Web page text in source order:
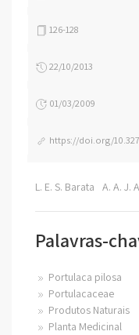
126-128
22/10/2013
01/03/2009
https://doi.org/
L. E. S. Barata A. A.
Palavras-
Portulaca pilosa
Portulacaceae
Produtos Naturais
Planta Medicinal